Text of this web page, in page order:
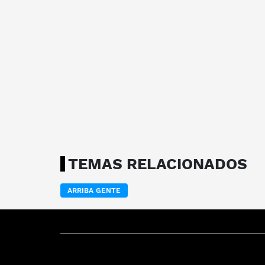
TEMAS RELACIONADOS
ARRIBA GENTE